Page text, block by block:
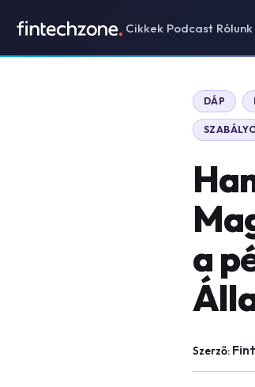
Cikkek Podcast Rólunk
DÁP
a
Szerző: